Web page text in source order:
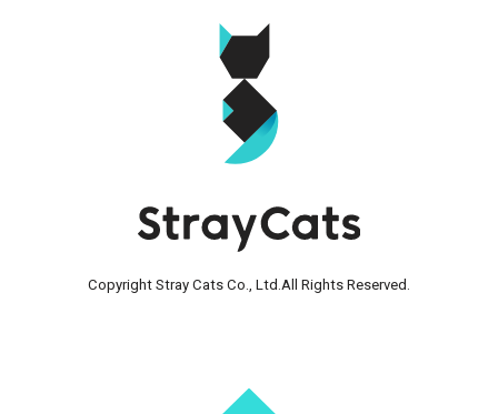
Copyright Stray Cats Co., Ltd.All Rights Reserved.